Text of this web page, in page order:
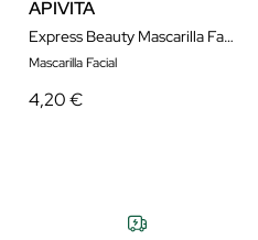
APIVITA
Express Beauty Mascarilla Facial Limpieza Profunda con Arcilla Verde 2x8 ml
Mascarilla Facial
4,20 €